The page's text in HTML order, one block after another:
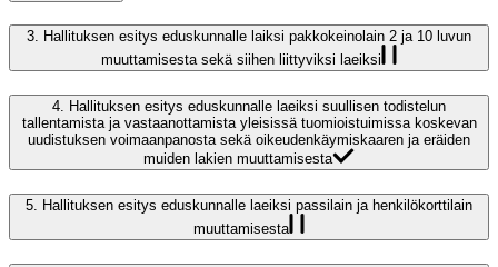
3. Hallituksen esitys eduskunnalle laiksi pakkokeinolain 2 ja 10 luvun
muuttamisesta sekä siihen liittyviksi laeiksi
4. Hallituksen esitys eduskunnalle laeiksi suullisen todistelun
tallentamista ja vastaanottamista yleisissä tuomioistuimissa koskevan
uudistuksen voimaanpanosta sekä oikeudenkäymiskaaren ja eräiden
muiden lakien muuttamisesta
5.
Hallituksen esitys eduskunnalle laeiksi passilain ja henkilökorttilain
muuttamisesta